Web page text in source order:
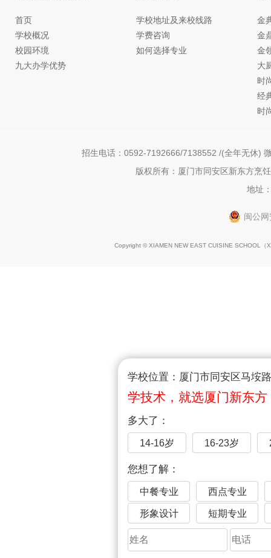
学校位置：厦门市同安区马垵
学技术，就选厦门新东方
多大了：
14-16岁 16-23岁
您想了解：
中餐专业 西点专业
形象设计 短期专业
首页
学校概况
校园环境
九大办学优势
学校地址及来校线路
学费咨询
如何选择专业
金
金
金
大
时
经
时
招生电话：0592-7192666/7138552 /(全年无休)
版权所有：厦门市同安区新东方烹
地址
闽公
Copyright © XIAMEN NEW EAST CUISINE SCHOOL（